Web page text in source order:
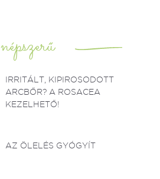
népszerű
IRRITÁLT, KIPIROSODOTT
ARCBŐR? A ROSACEA
KEZELHETŐ!
AZ ÖLELÉS GYÓGYÍT